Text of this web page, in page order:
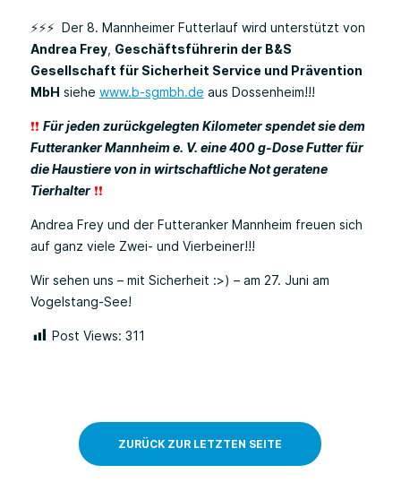
⚡⚡⚡ Der 8. Mannheimer Futterlauf wird unterstützt von
Andrea Frey, Geschäftsführerin der B&S
Gesellschaft für Sicherheit Service und Prävention
MbH siehe www.b-sgmbh.de aus Dossenheim!!!
❗❗ Für jeden zurückgelegten Kilometer spendet sie dem
Futteranker Mannheim e. V. eine 400 g-Dose Futter für
die Haustiere von in wirtschaftliche Not geratene
Tierhalter ❗❗
Andrea Frey und der Futteranker Mannheim freuen sich
auf ganz viele Zwei- und Vierbeiner!!!
Wir sehen uns – mit Sicherheit :>) – am 27. Juni am
Vogelstang-See!
Post Views: 311
ZURÜCK ZUR LETZTEN SEITE